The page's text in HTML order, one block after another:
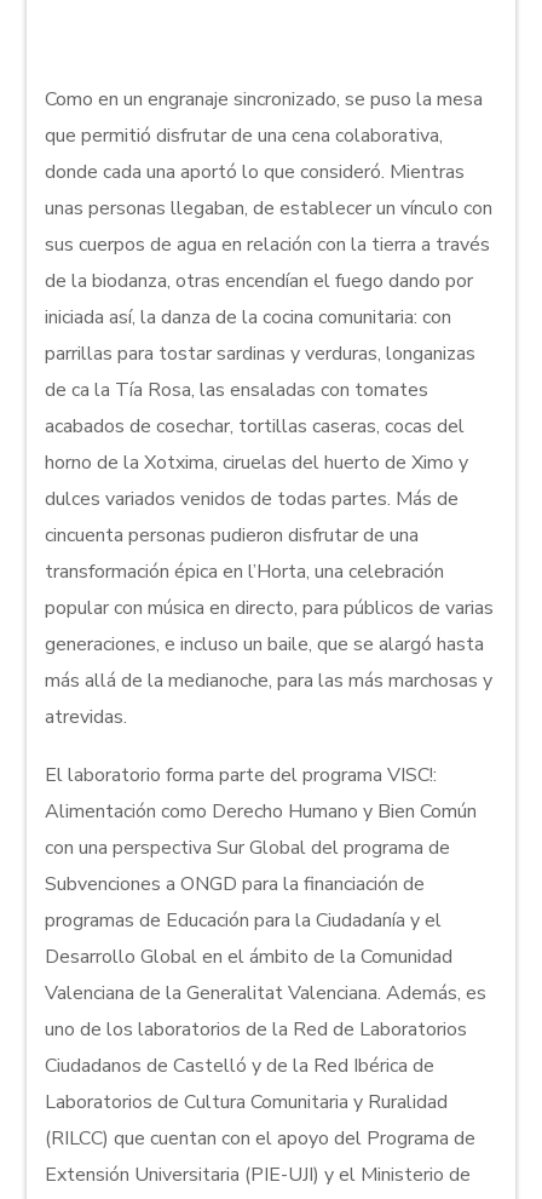
Como en un engranaje sincronizado, se puso la mesa
que permitió disfrutar de una cena colaborativa,
donde cada una aportó lo que consideró. Mientras
unas personas llegaban, de establecer un vínculo con
sus cuerpos de agua en relación con la tierra a través
de la biodanza, otras encendían el fuego dando por
iniciada así, la danza de la cocina comunitaria: con
parrillas para tostar sardinas y verduras, longanizas
de ca la Tía Rosa, las ensaladas con tomates
acabados de cosechar, tortillas caseras, cocas del
horno de la Xotxima, ciruelas del huerto de Ximo y
dulces variados venidos de todas partes. Más de
cincuenta personas pudieron disfrutar de una
transformación épica en l’Horta, una celebración
popular con música en directo, para públicos de varias
generaciones, e incluso un baile, que se alargó hasta
más allá de la medianoche, para las más marchosas y
atrevidas.
El laboratorio forma parte del programa VISC!:
Alimentación como Derecho Humano y Bien Común
con una perspectiva Sur Global del programa de
Subvenciones a ONGD para la financiación de
programas de Educación para la Ciudadanía y el
Desarrollo Global en el ámbito de la Comunidad
Valenciana de la Generalitat Valenciana. Además, es
uno de los laboratorios de la Red de Laboratorios
Ciudadanos de Castelló y de la Red Ibérica de
Laboratorios de Cultura Comunitaria y Ruralidad
(RILCC) que cuentan con el apoyo del Programa de
Extensión Universitaria (PIE-UJI) y el Ministerio de